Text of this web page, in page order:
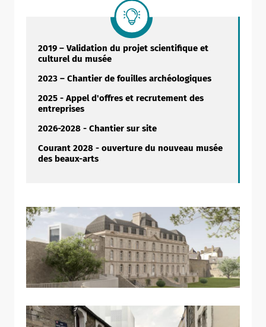
2019 – Validation du projet scientifique et
culturel du musée
2023 – Chantier de fouilles archéologiques
2025 - Appel d'offres et recrutement des
entreprises
2026-2028 - Chantier sur site
Courant 2028 - ouverture du nouveau musée
des beaux-arts